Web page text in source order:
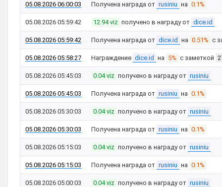
05.08.2026 06:00:03 Получена награда от rusiniu на 0.1%
05.08.2026 05:59:42 12.94 viz получено в награду от dice.id
05.08.2026 05:59:42 Получена награда от dice.id на 0.51% с
05.08.2026 05:58:27 Награждение dice.id на 5% с заметкой
05.08.2026 05:45:03 0.04 viz получено в награду от rusiniu
05.08.2026 05:45:03 Получена награда от rusiniu на 0.1%
05.08.2026 05:30:03 0.04 viz получено в награду от rusiniu
05.08.2026 05:30:03 Получена награда от rusiniu на 0.1%
05.08.2026 05:15:03 0.04 viz получено в награду от rusiniu
05.08.2026 05:15:03 Получена награда от rusiniu на 0.1%
05.08.2026 05:00:03 0.04 viz получено в награду от rusiniu